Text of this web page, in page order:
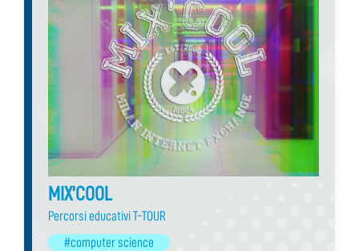
MIX’COOL
Percorsi educativi T-TOUR
#computer science